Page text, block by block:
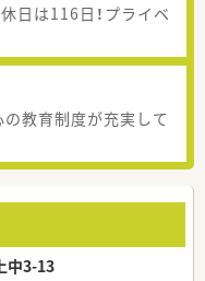
日は116日！プライベ
教育制度が充実して
中3-13